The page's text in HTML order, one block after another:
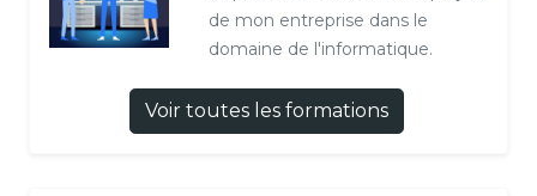
de mon entreprise dans le
domaine de l'informatique.
Voir toutes les formations